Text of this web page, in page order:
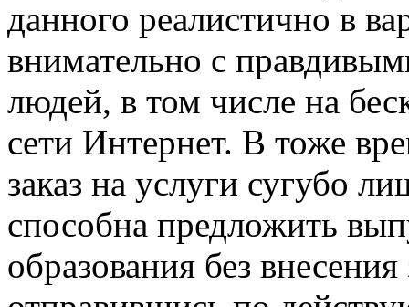
данного реалистично в
внимательно с
людей, в том числе на
сети Интернет. В тоже
заказ на услуги сугубо
способна предложить
образования без